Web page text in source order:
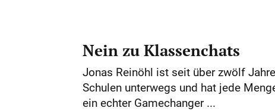
Nein zu Klassenchats
Jonas Reinöhl ist seit über zwölf
Schulen unterwegs und hat jede
ein echter Gamechanger ...